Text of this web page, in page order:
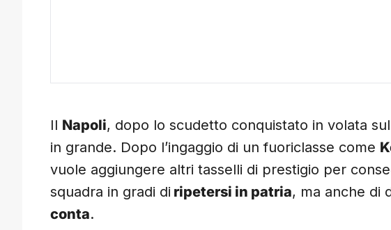
Il Napoli, dopo lo scudetto conquistato in volata
in grande. Dopo l’ingaggio di un fuoriclasse come
vuole aggiungere altri tasselli di prestigio per
squadra in gradi di ripetersi in patria, ma anche di
conta.